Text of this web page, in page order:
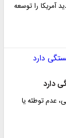
آمریکا را توسعه
دارد
عدم توطئه یا